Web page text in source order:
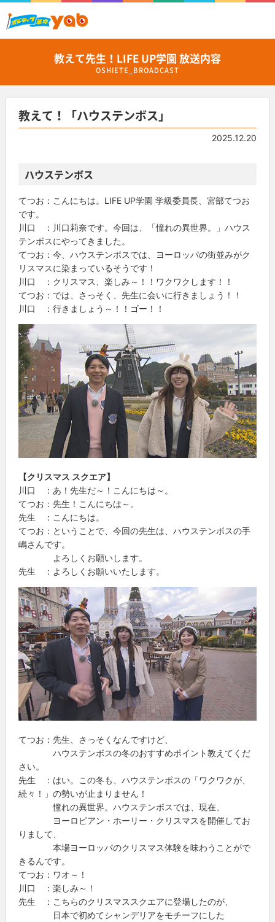
教えて先生！LIFE UP学園 放送内容
OSHIETE_BROADCAST
教えて！「ハウステンボス」
2025.12.20
ハウステンボス
てつお：こんにちは。LIFE UP学園 学級委員長、宮部てつお
です。
川口 ：川口莉奈です。今回は、「憧れの異世界。」ハウス
テンボスにやってきました。
てつお：今、ハウステンボスでは、ヨーロッパの街並みがク
リスマスに染まっているそうです！
川口 ：クリスマス、楽しみ～！！ワクワクします！！
てつお：では、さっそく、先生に会いに行きましょう！！
川口 ：行きましょう～！！ゴー！！
【クリスマス スクエア】
川口 ：あ！先生だ～！こんにちは～。
てつお：先生！こんにちは～。
先生 ：こんにちは。
てつお：ということで、今回の先生は、ハウステンボスの手
嶋さんです。
よろしくお願いします。
先生 ：よろしくお願いいたします。
てつお：先生、さっそくなんですけど、
ハウステンボスの冬のおすすめポイント教えてくだ
さい。
先生 ：はい。この冬も、ハウステンボスの「ワクワクが、
続々！」の勢いが止まりません！
憧れの異世界。ハウステンボスでは、現在、
ヨーロピアン・ホーリー・クリスマスを開催してお
りまして、
本場ヨーロッパのクリスマス体験を味わうことがで
きるんです。
てつお：ワオ～！
川口 ：楽しみ～！
先生 ：こちらのクリスマススクエアに登場したのが、
日本で初めてシャンデリアをモチーフにした